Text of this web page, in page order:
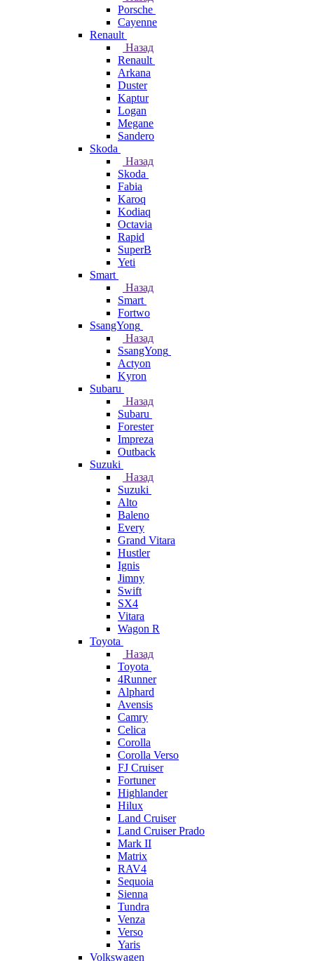
Porsche
Cayenne
Renault
Назад
Renault
Arkana
Duster
Kaptur
Logan
Megane
Sandero
Skoda
Назад
Skoda
Fabia
Karoq
Kodiaq
Octavia
Rapid
SuperB
Yeti
Smart
Назад
Smart
Fortwo
SsangYong
Назад
SsangYong
Actyon
Kyron
Subaru
Назад
Subaru
Forester
Impreza
Outback
Suzuki
Назад
Suzuki
Alto
Baleno
Every
Grand Vitara
Hustler
Ignis
Jimny
Swift
SX4
Vitara
Wagon R
Toyota
Назад
Toyota
4Runner
Alphard
Avensis
Camry
Celica
Corolla
Corolla Verso
FJ Cruiser
Fortuner
Highlander
Hilux
Land Cruiser
Land Cruiser Prado
Mark II
Matrix
RAV4
Sequoia
Sienna
Tundra
Venza
Verso
Yaris
Volkswagen